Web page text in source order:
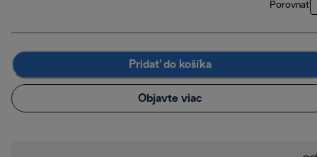
Porovnať
Pridať do košíka
Objavte viac